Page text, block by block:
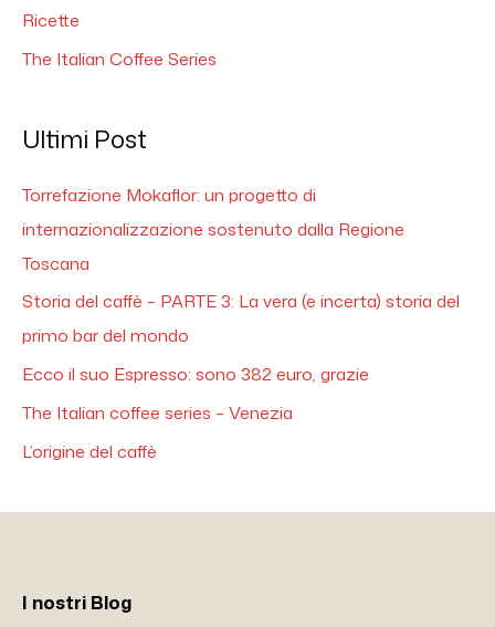
Ricette
The Italian Coffee Series
Ultimi Post
Torrefazione Mokaflor: un progetto di
internazionalizzazione sostenuto dalla Regione
Toscana
Storia del caffè – PARTE 3: La vera (e incerta) storia del
primo bar del mondo
Ecco il suo Espresso: sono 382 euro, grazie
The Italian coffee series – Venezia
L’origine del caffè
I nostri Blog